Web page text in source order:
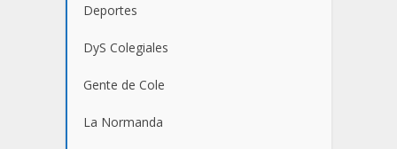
Deportes
DyS Colegiales
Gente de Cole
La Normanda